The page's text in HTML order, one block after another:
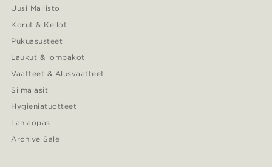
Uusi Mallisto
Korut & Kellot
Pukuasusteet
Laukut & lompakot
Vaatteet & Alusvaatteet
Silmälasit
Hygieniatuotteet
Lahjaopas
Archive Sale